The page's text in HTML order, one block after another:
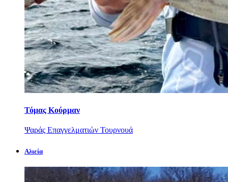
Τόμας Κούρμαν
Ψαράς Επαγγελματιών Τουρνουά
Αλιεία